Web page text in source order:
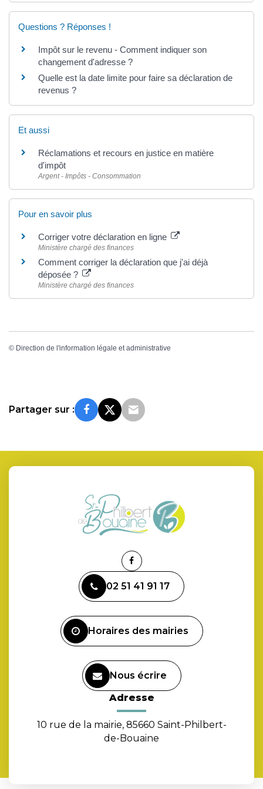
Questions ? Réponses !
Impôt sur le revenu - Comment indiquer son
changement d'adresse ?
Quelle est la date limite pour faire sa déclaration de
revenus ?
Et aussi
Réclamations et recours en justice en matière
d'impôt
Argent - Impôts - Consommation
Pour en savoir plus
Corriger votre déclaration en ligne
Ministère chargé des finances
Comment corriger la déclaration que j'ai déjà
déposée ?
Ministère chargé des finances
© Direction de l'information légale et administrative
Partager sur :
Lien
le
compte
02 51 41 91 17
Horaires des mairies
Nous écrire
Adresse
10 rue de la mairie, 85660 Saint-Philbert-
de-Bouaine